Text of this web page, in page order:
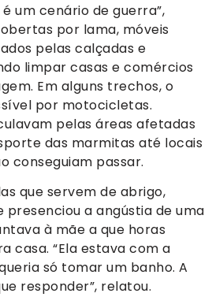
um cenário de guerra”,
por lama, móveis
pelas calçadas e
limpar casas e comércios
Em alguns trechos, o
por motocicletas.
pelas áreas afetadas
das marmitas até locais
conseguiam passar.
que servem de abrigo,
presenciou a angústia de uma
à mãe a que horas
casa. “Ela estava com a
só tomar um banho. A
responder”, relatou.